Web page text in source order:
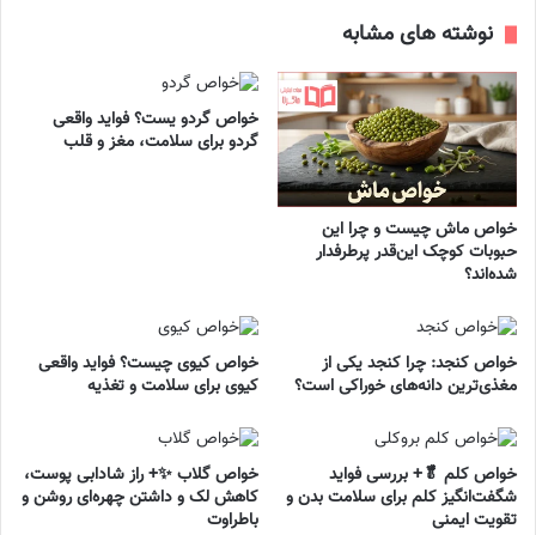
نوشته های مشابه
خواص ماش چیست و چرا این
حبوبات کوچک این‌قدر پرطرفدار
شده‌اند؟
خواص گردو یست؟ فواید واقعی
گردو برای سلامت، مغز و قلب
خواص کنجد: چرا کنجد یکی از
مغذی‌ترین دانه‌های خوراکی است؟
خواص کیوی چیست؟ فواید واقعی
کیوی برای سلامت و تغذیه
خواص کلم 🥬+ بررسی فواید
شگفت‌انگیز کلم برای سلامت بدن و
تقویت ایمنی
خواص گلاب ✨+ راز شادابی پوست،
کاهش لک و داشتن چهره‌ای روشن و
باطراوت